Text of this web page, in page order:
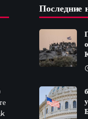
Последние